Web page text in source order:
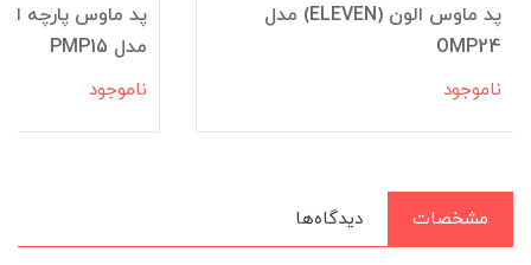
پد ماوس الون (ELEVEN) مدل
OMP24
ناموجود
مدل PMP15
ناموجود
مشخصات دیدگاه‌ها